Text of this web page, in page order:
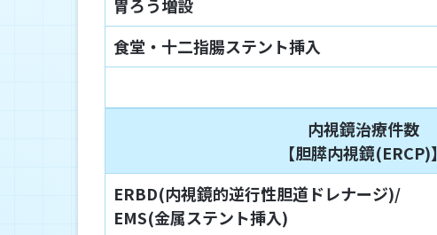
胃ろう増設
食堂・十二指腸ステント挿入
内視鏡治療件数
【胆膵内視鏡(ERCP)】
ERBD(内視鏡的逆行性胆道ドレナージ)/
EMS(金属ステント挿入)